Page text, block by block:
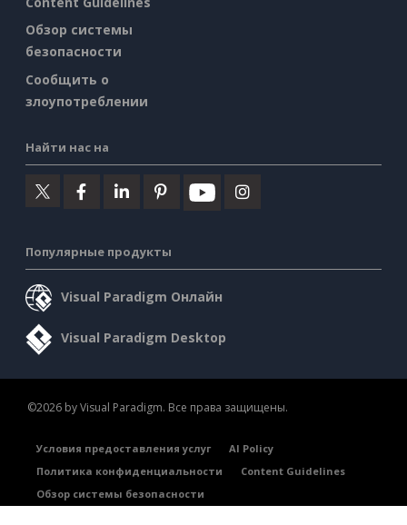
Обзор системы
безопасности
Сообщить о
злоупотреблении
Найти нас на
Популярные продукты
Visual Paradigm Онлайн
Visual Paradigm Desktop
©2026 by Visual Paradigm. Все права защищены.
Условия предоставления услуг
AI Policy
Политика конфиденциальности
Content Guidelines
Обзор системы безопасности